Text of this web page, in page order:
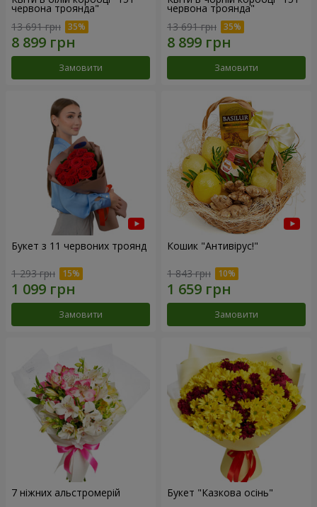
червона троянда"
13 691 грн
Замовити
червона троянда"
13 691 грн
Замовити
Букет з 11 червоних троянд
1 293 грн
Замовити
Кошик "Антивірус!"
1 843 грн
Замовити
7 ніжних альстромерій Букет "Казкова осінь"